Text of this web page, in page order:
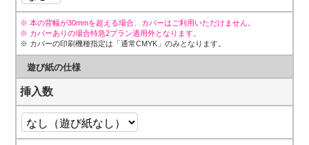
※ 本の背幅が30mmを超える場合、カバーはご利用いただけません。
※ カバーありの場合特急2プラン適用外となります。
※ カバーの印刷機種指定は「通常CMYK」のみとなります。
遊び紙の仕様
挿入数